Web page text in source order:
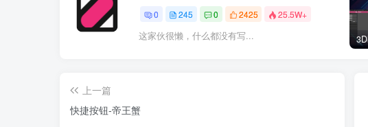
0 245 0 2425 25.5W+
这家伙很懒，什么都没有写...
上一篇
快捷按钮-帝王蟹